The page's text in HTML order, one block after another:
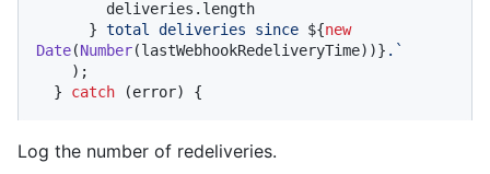
      }
total deliveries since ${new
Date(Number(lastWebhookRedeliveryTime))} .`
  }
catch (error) {
Log the number of redeliveries.